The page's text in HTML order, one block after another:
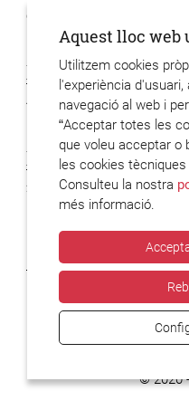
6 posts
Xavier Hervas
48 posts
Xavier Codony
2 posts
© 2020
Aquest lloc
Utilitzem cookies
l'experiència
navegació al web i
“Acceptar totes les
que voleu acceptar o
les cookies
Consulteu la nostra
més informació.